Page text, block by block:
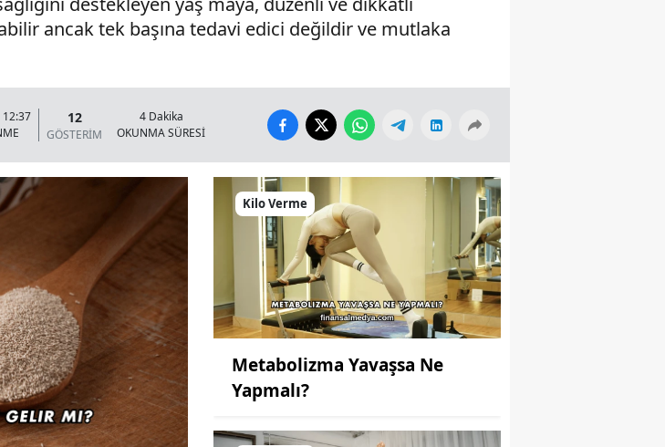
ancak tek başına tedavi edici değildir ve mutlaka
12:37
12
GÖSTERİM
4 Dakika
OKUNMA SÜRESİ
Kilo Verme
Metabolizma Yavaşsa Ne
Yapmalı?